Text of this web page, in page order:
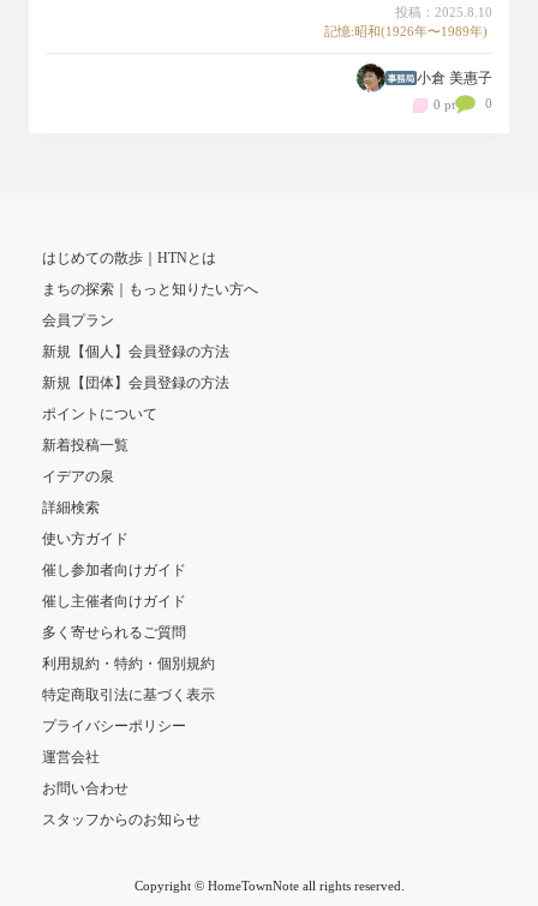
投稿：2025.8.10
記憶:昭和(1926年〜1989年)
小倉 美惠子
0 pt 0
はじめての散歩｜HTNとは
まちの探索｜もっと知りたい方へ
会員プラン
新規【個人】会員登録の方法
新規【団体】会員登録の方法
ポイントについて
新着投稿一覧
イデアの泉
詳細検索
使い方ガイド
催し参加者向けガイド
催し主催者向けガイド
多く寄せられるご質問
利用規約・特約・個別規約
特定商取引法に基づく表示
プライバシーポリシー
運営会社
お問い合わせ
スタッフからのお知らせ
Copyright © HomeTownNote all rights reserved.